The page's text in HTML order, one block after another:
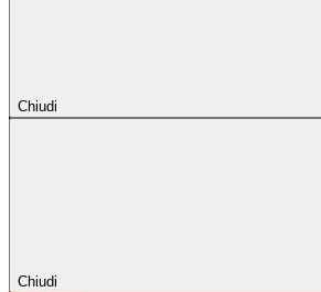
Chiudi
Chiudi